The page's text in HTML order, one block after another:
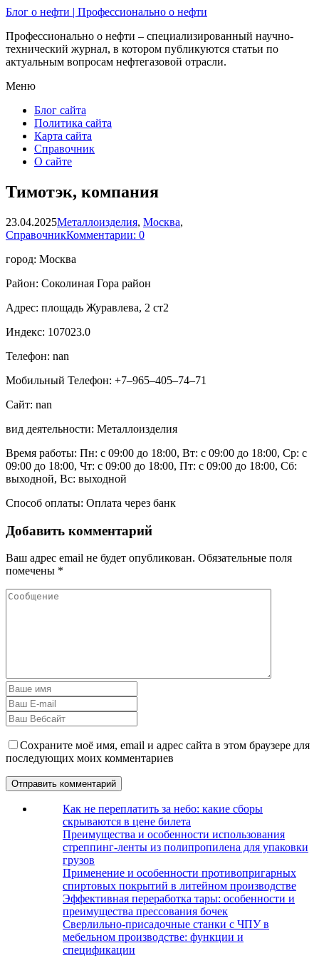
Блог о нефти | Профессионально о нефти
Профессионально о нефти – специализированный научно-
технический журнал, в котором публикуются статьи по
актуальным вопросам нефтегазовой отрасли.
Меню
Блог сайта
Политика сайта
Карта сайта
Справочник
О сайте
Тимотэк, компания
23.04.2025Металлоизделия, Москва,
СправочникКомментарии: 0
город: Москва
Район: Соколиная Гора район
Адрес: площадь Журавлева, 2 ст2
Индекс: 107023.0
Телефон: nan
Мобильный Телефон: +7‒965‒405‒74‒71
Сайт: nan
вид деятельности: Металлоизделия
Время работы: Пн: с 09:00 до 18:00, Вт: с 09:00 до 18:00, Ср: с
09:00 до 18:00, Чт: с 09:00 до 18:00, Пт: с 09:00 до 18:00, Сб:
выходной, Вс: выходной
Способ оплаты: Оплата через банк
Добавить комментарий
Ваш адрес email не будет опубликован. Обязательные поля
помечены *
Сохраните моё имя, email и адрес сайта в этом браузере для
последующих моих комментариев
Как не переплатить за небо: какие сборы
скрываются в цене билета
Преимущества и особенности использования
стреппинг-ленты из полипропилена для упаковки
грузов
Применение и особенности противопригарных
спиртовых покрытий в литейном производстве
Эффективная переработка тары: особенности и
преимущества прессования бочек
Сверлильно-присадочные станки с ЧПУ в
мебельном производстве: функции и
спецификации